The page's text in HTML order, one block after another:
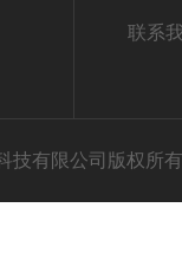
联系
技有限公司版权